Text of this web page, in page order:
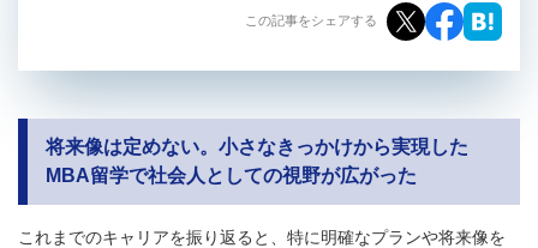
この記事をシェアする
将来像は定めない。小さなきっかけから実現した
MBA留学で社会人としての視野が広がった
これまでのキャリアを振り返ると、特に明確なプランや将来像を